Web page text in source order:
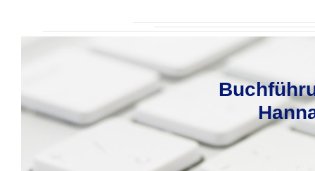
Hanna